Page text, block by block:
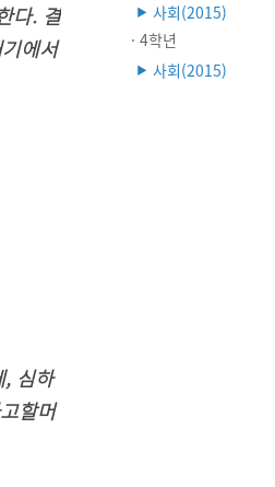
다. 결
에서
, 심하
할머
▶ 사회(2015)
· 4학년
▶ 사회(2015)